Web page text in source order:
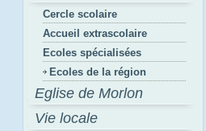
Cercle scolaire
Accueil extrascolaire
Ecoles spécialisées
Ecoles de la région
Eglise de Morlon
Vie locale